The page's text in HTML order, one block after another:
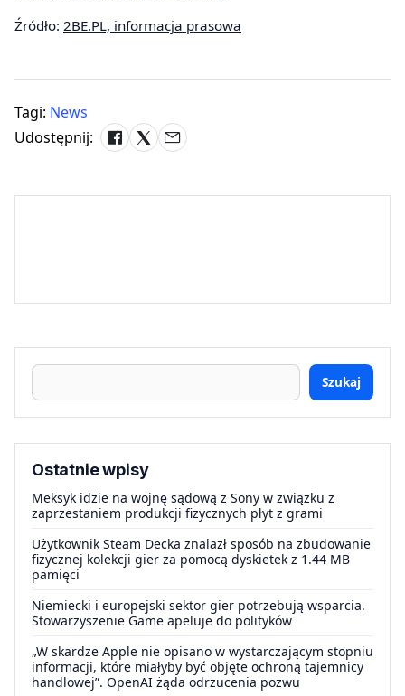
Źródło: 2BE.PL, informacja prasowa
Tagi: News
Udostępnij:
Szukaj
Ostatnie wpisy
Meksyk idzie na wojnę sądową z Sony w związku z
zaprzestaniem produkcji fizycznych płyt z grami
Użytkownik Steam Decka znalazł sposób na zbudowanie
fizycznej kolekcji gier za pomocą dyskietek z 1.44 MB
pamięci
Niemiecki i europejski sektor gier potrzebują wsparcia.
Stowarzyszenie Game apeluje do polityków
„W skardze Apple nie opisano w wystarczającym stopniu
informacji, które miałyby być objęte ochroną tajemnicy
handlowej”. OpenAI żąda odrzucenia pozwu